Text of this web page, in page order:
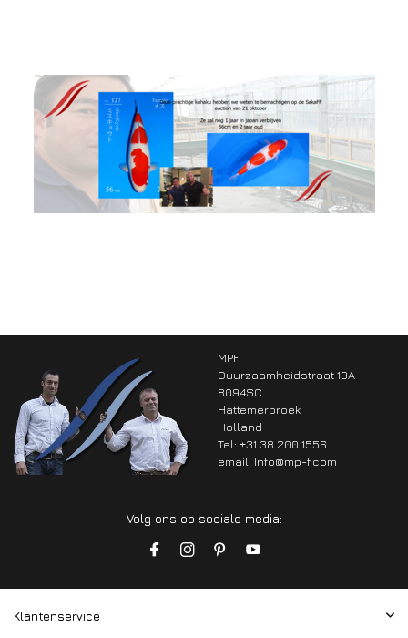
MPF
Duurzaamheidstraat 19A
8094SC
Hattemerbroek
Holland
Tel: +31 38 200 1556
email: Info@mp-f.com
Volg ons op sociale media:
Klantenservice